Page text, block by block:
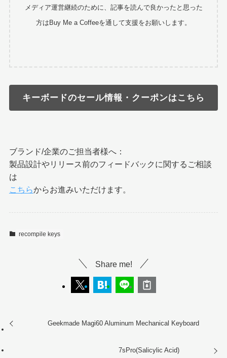
メディア運営継続のために、記事を読んで良かったと思った
方はBuy Me a Coffeeを通して支援をお願いします。
キーボードのセール情報・クーポンはこちら
ブランド/企業のご担当者様へ：
製品設計やリリース前のフィードバックに関するご相談
は
こちらからお進みいただけます。
recompile keys
Share me!
Geekmade Magi60 Aluminum Mechanical Keyboard
7sPro(Salicylic Acid)